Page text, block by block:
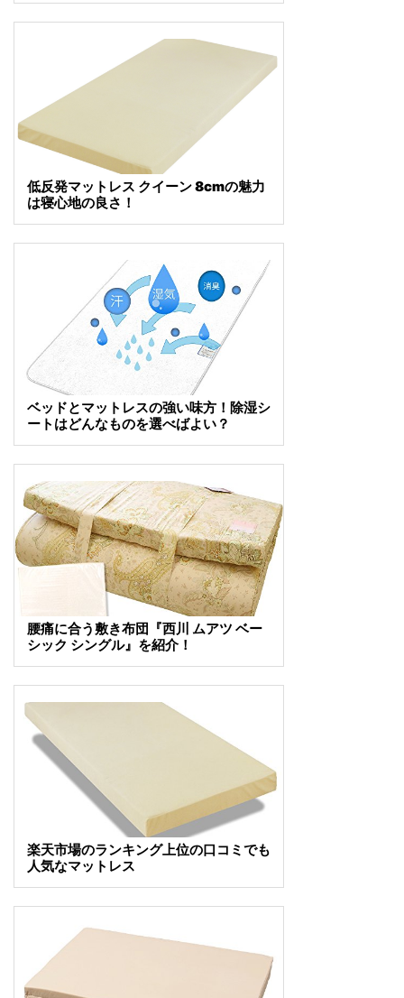
低反発マットレス クイーン 8cmの魅力
は寝心地の良さ！
ベッドとマットレスの強い味方！除湿シ
ートはどんなものを選べばよい？
腰痛に合う敷き布団『西川 ムアツ ベー
シック シングル』を紹介！
楽天市場のランキング上位の口コミでも
人気なマットレス